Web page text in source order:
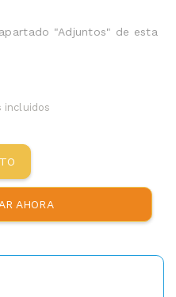
"Adjuntos" de esta
incluidos
AHORA